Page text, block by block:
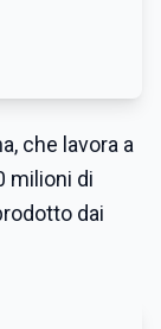
che lavora a
milioni di
dai